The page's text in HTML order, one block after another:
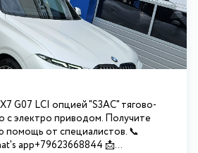
G07 LCI опцией "S3АС" тягово-
с электро приводом. Получите
помощь от специалистов. 📞
app+79623668844 📩...